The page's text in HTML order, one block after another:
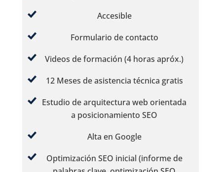
Accesible
Formulario de contacto
Videos de formación (4 horas apróx.)
12 Meses de asistencia técnica gratis
Estudio de arquitectura web orientada
a posicionamiento SEO
Alta en Google
Optimización SEO inicial (informe de